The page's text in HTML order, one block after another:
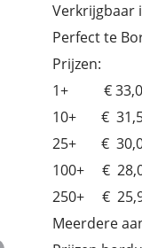
Verkrijgbaar
Perfect te
Prijzen:
1+ €
10+ €
25+ €
100+ €
250+ €
Meerdere